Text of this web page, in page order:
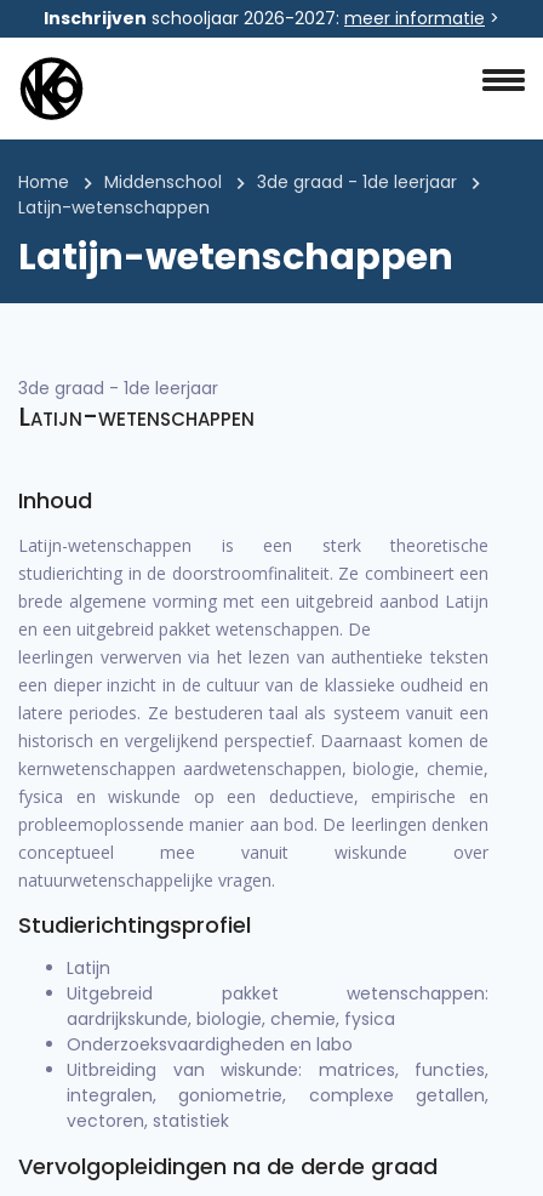
Inschrijven schooljaar 2026-2027: meer informatie >
Home Middenschool
3de graad - 1de leerjaar
Latijn-wetenschappen
Latijn-wetenschappen
3de graad - 1de leerjaar
Latijn-wetenschappen
Inhoud
Latijn-wetenschappen is een sterk theoretische
studierichting in de doorstroomfinaliteit. Ze combineert een
brede algemene vorming met een uitgebreid aanbod Latijn
en een uitgebreid pakket wetenschappen. De
leerlingen verwerven via het lezen van authentieke teksten
een dieper inzicht in de cultuur van de klassieke oudheid en
latere periodes. Ze bestuderen taal als systeem vanuit een
historisch en vergelijkend perspectief. Daarnaast komen de
kernwetenschappen aardwetenschappen, biologie, chemie,
fysica en wiskunde op een deductieve, empirische en
probleemoplossende manier aan bod. De leerlingen denken
conceptueel mee vanuit wiskunde over
natuurwetenschappelijke vragen.
Studierichtingsprofiel
Latijn
Uitgebreid pakket wetenschappen:
aardrijkskunde, biologie, chemie, fysica
Onderzoeksvaardigheden en labo
Uitbreiding van wiskunde: matrices, functies,
integralen, goniometrie, complexe getallen,
vectoren, statistiek
Vervolgopleidingen na de derde graad